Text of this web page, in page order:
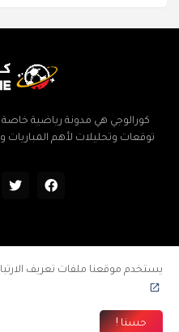
كورالوجي هي مدونة رياضية خاصة
توقعات وتحليلات لأهم
جميع الحقوق محفوظة ©
الرئيسية سياسة الخصوصية
يستخدم موقعنا ملفات تعريف
حسنا !